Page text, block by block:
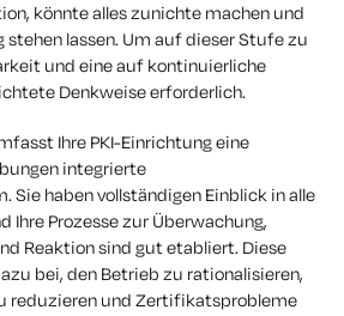
könnte alles zunichte machen und
stehen lassen. Um auf dieser Stufe zu
und eine auf kontinuierliche
Denkweise erforderlich.
Ihre PKI-Einrichtung eine
integrierte
Sie haben vollständigen Einblick in alle
Ihre Prozesse zur Überwachung,
Reaktion sind gut etabliert. Diese
bei, den Betrieb zu rationalisieren,
reduzieren und Zertifikatsprobleme